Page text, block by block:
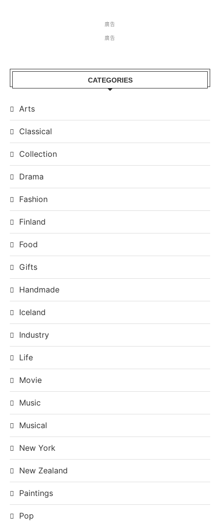
廣告
廣告
CATEGORIES
Arts
Classical
Collection
Drama
Fashion
Finland
Food
Gifts
Handmade
Iceland
Industry
Life
Movie
Music
Musical
New York
New Zealand
Paintings
Pop